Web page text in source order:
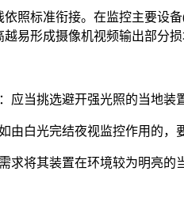
照标准衔接。在监控主要设
易形成摄像机视频输出部分
应当挑选避开强光照的当地装
由白光完结夜视监控作用的，
求将其装置在环境较为明亮的